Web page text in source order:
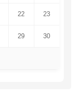
22 23
29 30